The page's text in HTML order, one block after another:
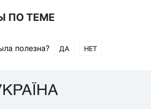
ПО ТЕМЕ
полезна? ДА НЕТ